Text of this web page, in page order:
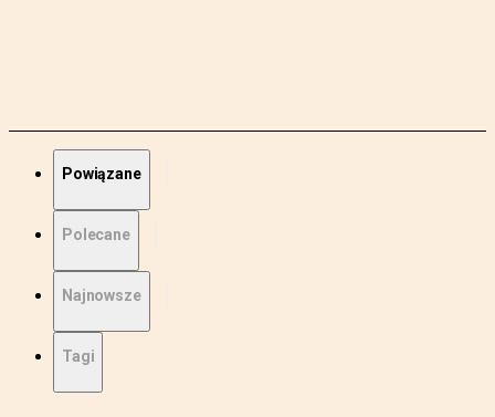
Powiązane
Polecane
Najnowsze
Tagi